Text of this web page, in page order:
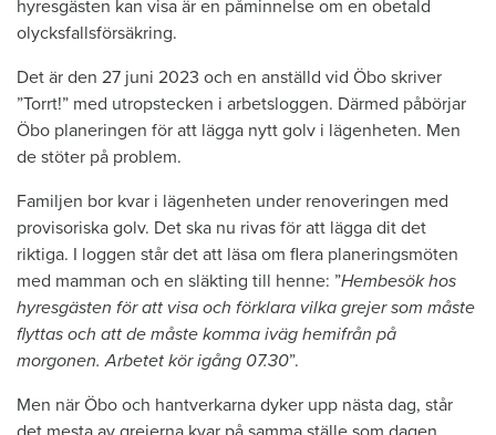
hyresgästen kan visa är en påminnelse om en obetald
olycksfallsförsäkring.
Det är den 27 juni 2023 och en anställd vid Öbo skriver
”Torrt!” med utropstecken i arbetsloggen. Därmed påbörjar
Öbo planeringen för att lägga nytt golv i lägenheten. Men
de stöter på problem.
Familjen bor kvar i lägenheten under renoveringen med
provisoriska golv. Det ska nu rivas för att lägga dit det
riktiga. I loggen står det att läsa om flera planeringsmöten
med mamman och en släkting till henne: ”Hembesök hos
hyresgästen för att visa och förklara vilka grejer som måste
flyttas och att de måste komma iväg hemifrån på
morgonen. Arbetet kör igång 07.30”.
Men när Öbo och hantverkarna dyker upp nästa dag, står